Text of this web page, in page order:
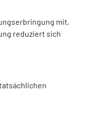
mit,
reduziert sich